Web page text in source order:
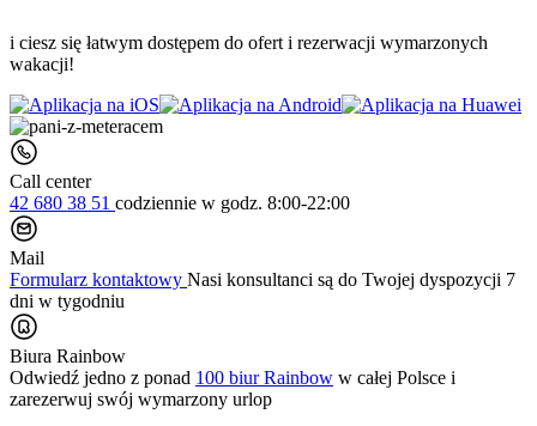
i ciesz się łatwym dostępem do ofert i rezerwacji wymarzonych
wakacji!
Call center
42 680 38 51 codziennie w godz. 8:00-22:00
Mail
Formularz kontaktowy Nasi konsultanci są do Twojej dyspozycji 7
dni w tygodniu
Biura Rainbow
Odwiedź jedno z ponad 100 biur Rainbow w całej Polsce i
zarezerwuj swój wymarzony urlop